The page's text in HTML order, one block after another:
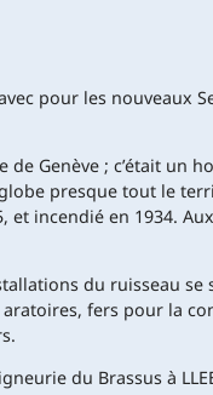
pour les
Genève ; c’était un
presque tout le
incendié en 1934.
du ruisseau
fers pour la
du Brassus à